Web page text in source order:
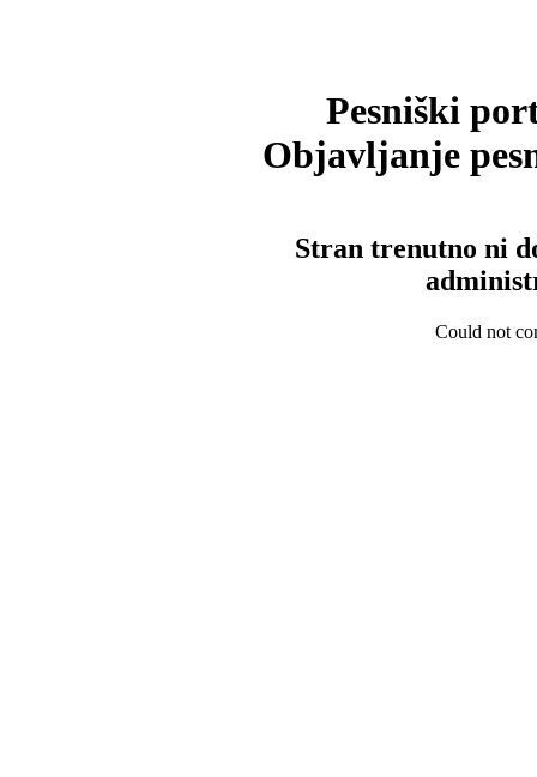
Pesniški
Objavljanje
Stran trenutno ni
Could not